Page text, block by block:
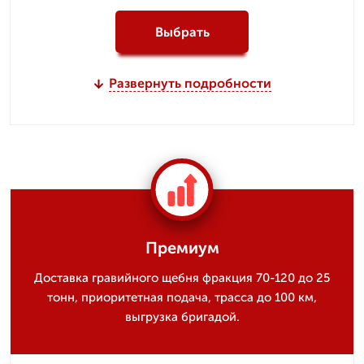
Выбрать
Развернуть подробности
Премиум
Доставка гравийного щебня фракция 70-120 до 25
тонн, приоритетная подача, трасса до 100 км,
выгрузка бригадой.